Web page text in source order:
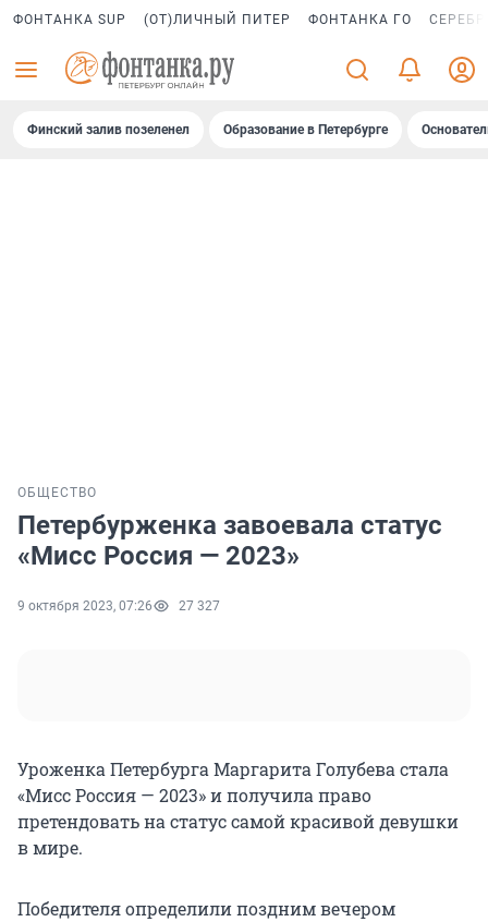
ФОНТАНКА SUP (ОТ)ЛИЧНЫЙ ПИТЕР ФОНТАНКА ГО
Финский залив позеленел Образование в Петербурге
ОБЩЕСТВО
Петербурженка завоевала статус
«Мисс Россия — 2023»
9 октября 2023, 07:26 27 327
Уроженка Петербурга Маргарита Голубева стала
«Мисс Россия — 2023» и получила право
претендовать на статус самой красивой девушки
в мире.
Победителя определили поздним вечером